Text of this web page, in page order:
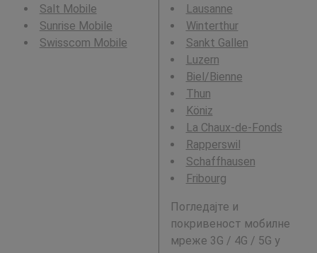
Salt Mobile
Sunrise Mobile
Swisscom Mobile
Lausanne
Winterthur
Sankt Gallen
Luzern
Biel/Bienne
Thun
Köniz
La Chaux-de-Fonds
Rapperswil
Schaffhausen
Fribourg
Погледајте и
покривеност мобилне
мреже 3G / 4G / 5G у